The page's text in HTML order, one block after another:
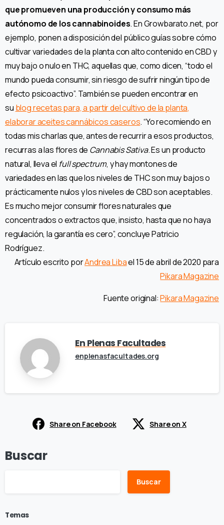
que promueven una producción y consumo más
autónomo de los cannabinoides. En Growbarato.net, por
ejemplo, ponen a disposición del público guías sobre cómo
cultivar variedades de la planta con alto contenido en CBD y
muy bajo o nulo en THC, aquellas que, como dicen, “todo el
mundo pueda consumir, sin riesgo de sufrir ningún tipo de
efecto psicoactivo”. También se pueden encontrar en
su blog recetas para, a partir del cultivo de la planta,
elaborar aceites cannábicos caseros. “Yo recomiendo en
todas mis charlas que, antes de recurrir a esos productos,
recurras a las flores de Cannabis Sativa. Es un producto
natural, lleva el full spectrum, y hay montones de
variedades en las que los niveles de THC son muy bajos o
prácticamente nulos y los niveles de CBD son aceptables.
Es mucho mejor consumir flores naturales que
concentrados o extractos que, insisto, hasta que no haya
regulación, la garantía es cero”, concluye Patricio
Rodríguez.
Artículo escrito porAndrea Libael 15 de abril de 2020 para
Pikara Magazine
Fuente original:Pikara Magazine
En Plenas Facultades
enplenasfacultades.org
Share on Facebook Share on X
Buscar
Buscar
Temas